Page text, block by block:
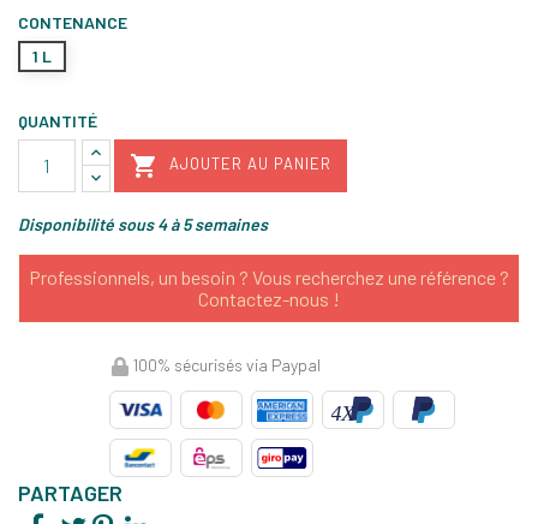
CONTENANCE
1 L
QUANTITÉ
 AJOUTER AU PANIER
Disponibilité sous 4 à 5 semaines
Professionnels, un besoin ? Vous recherchez une référence ?
Contactez-nous !
100% sécurisés via Paypal
PARTAGER